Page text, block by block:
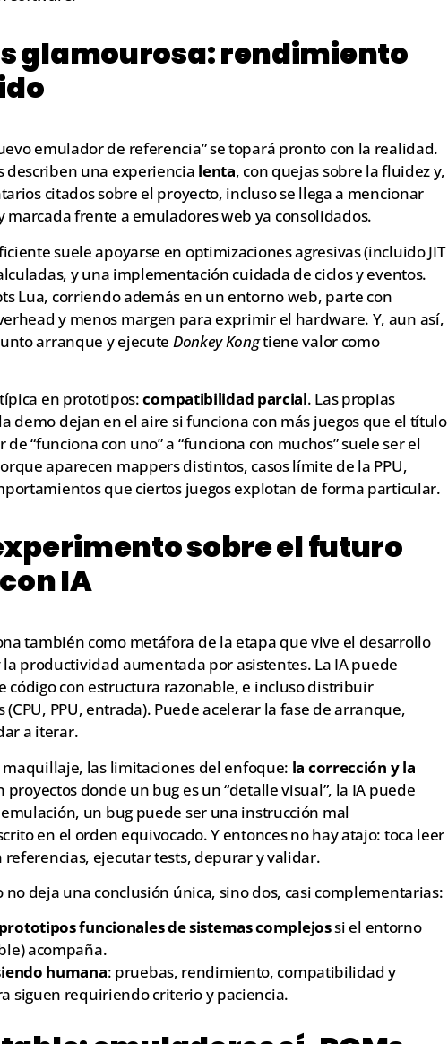
glamourosa: rendimiento
emulador de referencia” se topará pronto con la realidad.
describen una experiencia lenta, con quejas sobre la fluidez y,
citados sobre el proyecto, incluso se llega a mencionar
frente a emuladores web ya consolidados.
suele apoyarse en optimizaciones agresivas (incluido JIT
y una implementación cuidada de ciclos y eventos.
Lua, corriendo además en un entorno web, parte con
y menos margen para exprimir el hardware. Y, aun así,
arranque y ejecute Donkey Kongtiene valor como
en prototipos:compatibilidad parcial. Las propias
demo dejan en el aire si funciona con más juegos que el título
“funciona con uno” a “funciona con muchos” suele ser el
aparecen mappers distintos, casos límite de la PPU,
que ciertos juegos explotan de forma particular.
sobre el futuro
IA
también como metáfora de la etapa que vive el desarrollo
la productividad aumentada por asistentes. La IA puede
código con estructura razonable, e incluso distribuir
PPU, entrada). Puede acelerar la fase de arranque,
a iterar.
las limitaciones del enfoque: la corrección y la
proyectos donde un bug es un “detalle visual”, la IA puede
un bug puede ser una instrucción mal
en el orden equivocado. Y entonces no hay atajo: toca leer
ejecutar tests, depurar y validar.
deja una conclusión única, sino dos, casi complementarias:
funcionales de sistemas complejossi el entorno
acompaña.
humana: pruebas, rendimiento, compatibilidad y
siguen requiriendo criterio y paciencia.